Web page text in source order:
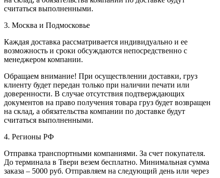
считаться выполненными.
3. Москва и Подмосковье
Каждая доставка рассматривается индивидуально и ее
возможность и сроки обсуждаются непосредственно с
менеджером компании.
Обращаем внимание! При осуществлении доставки, груз
клиенту будет передан только при наличии печати или
доверенности. В случае отсутствия подтверждающих
документов на право получения товара груз будет возвращен
на склад, а обязательства компании по доставке будут
считаться выполненными.
4. Регионы РФ
Отправка транспортными компаниями. За счет покупателя.
До терминала в Твери везем бесплатно. Минимальная сумма
заказа – 5000 руб. Отправляем на следующий день или через